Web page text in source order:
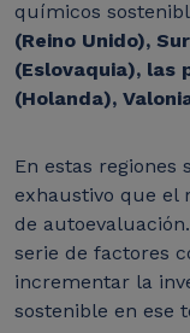
químicos
(Reino Unido),
(Eslovaquia), las
(Holanda),
En estas regiones
exhaustivo que el
de
serie de factores
incrementar la
sostenible en ese